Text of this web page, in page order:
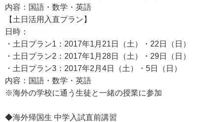
内容：国語・数学・英語
【土日活用入直プラン】
日時：
・土日プラン1：2017年1月21日（土）・22日（日）
・土日プラン2：2017年1月28日（土）・29日（日）
・土日プラン3：2017年2月4日（土）・5日（日）
内容：国語・数学・英語
※海外の学校に通う生徒と一緒の授業に参加
◆海外帰国生 中学入試直前講習